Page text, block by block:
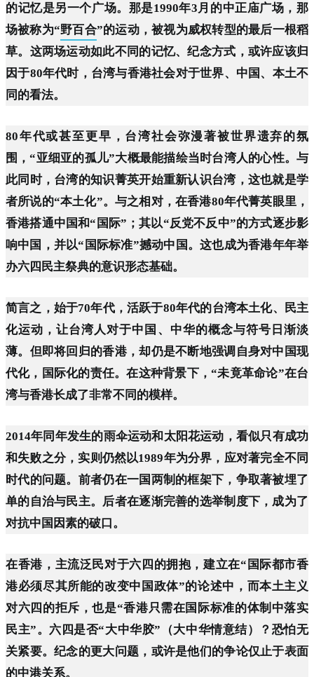
的记忆是另一个广场。那是1990年3月的中正庙广场，那
场被称为“野百合”的运动，被视为威权转型的最后一根稻
草。这两场运动如此不同的记忆、纪念方式，或许应该归
因于80年代时，台湾与香港社会对于世界、中国、本土不
同的看法。
80年代或甚至更早，台湾社会弥漫著被世界遗弃的氛
围，“亚细亚的孤儿”大概最能描绘当时台湾人的心性。与
此同时，台湾的知识菁英开始重新认识台湾，这也就是学
者所说的“本土化”。与之相对，在香港80年代菁英眼里，
香港搭通中国和“国际”；其以“反党不反中”的方式逐步影
响中国，并以“国际标准”撼动中国。这也成为香港年年举
办六四民主祭典的意识形态基础。
简言之，始于70年代，活跃于80年代的台湾本土化、民主
化运动，让台湾人对于中国、中华的概念与符号日渐淡
薄。但即将回归的香港，却仍是不断地强调自身对中国现
代化，国际化的责任。在这种背景下，“未竟革命论”在台
湾与香港长成了非常不同的模样。
2014年同年发生的雨伞运动和太阳花运动，看似只有成功
和失败之分，实则仍然以1989年为分界，应对著完全不同
时代的问题。前者仍在一国两制的框架下，争取著被埋了
单的自治与民主。后者在逐渐完善的选举制度下，成为了
对抗中国因素的破口。
在香港，主流泛民对于六四的拥抱，建立在“国际都市香
港必须尽其所能的改变中国政体”的论述中，而本土主义
对六四的拒斥，也是“香港只需在国际标准的体制中落实
民主”。六四是否“大中华胶”（大中华情意结）？恐怕无
关紧要。纪念的更大问题，或许是他们的争论仅止于表面
的中港关系。